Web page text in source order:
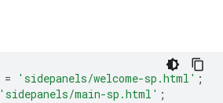
= 'sidepanels/welcome-sp.html' ;
'sidepanels/main-sp.html' ;